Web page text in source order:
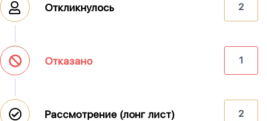
Откликнулось 2
Отказано 1
Рассмотрение (лонг лист) 2